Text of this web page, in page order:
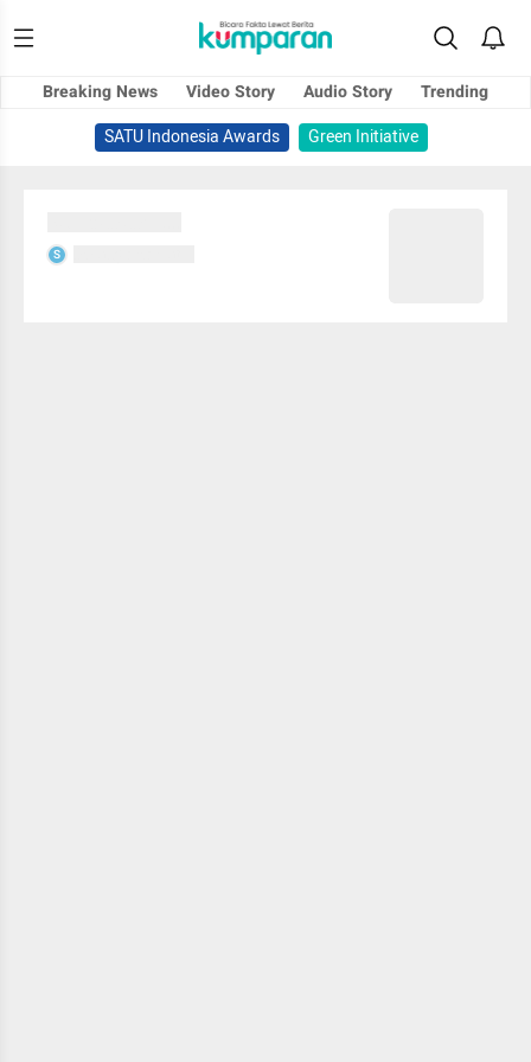
Breaking News Video Story Audio Story
Trending
SATU Indonesia Awards
Green Initiative
S